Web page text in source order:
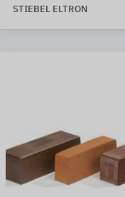
STIEBEL ELTRON